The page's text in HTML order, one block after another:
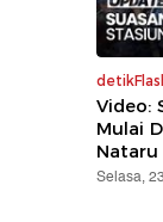
Video:
Mulai
Nataru
Selasa,